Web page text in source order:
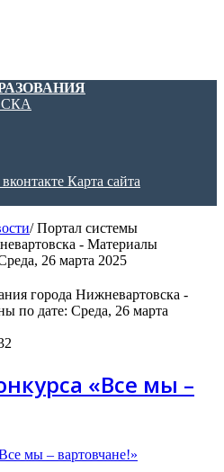
Карта сайта
/Портал системы
- Материалы
26 марта 2025
города Нижневартовска -
по дате: Среда, 26 марта
«Все мы –